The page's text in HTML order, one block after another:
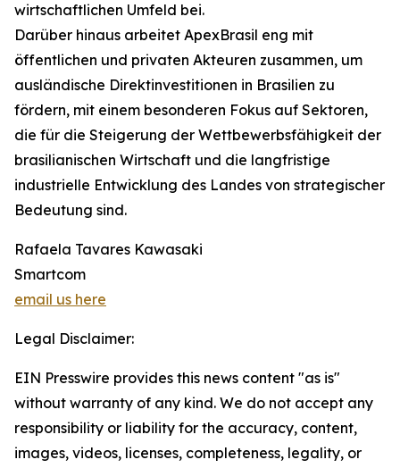
wirtschaftlichen Umfeld bei.
Darüber hinaus arbeitet ApexBrasil eng mit
öffentlichen und privaten Akteuren zusammen, um
ausländische Direktinvestitionen in Brasilien zu
fördern, mit einem besonderen Fokus auf Sektoren,
die für die Steigerung der Wettbewerbsfähigkeit der
brasilianischen Wirtschaft und die langfristige
industrielle Entwicklung des Landes von strategischer
Bedeutung sind.
Rafaela Tavares Kawasaki
Smartcom
email us here
Legal Disclaimer:
EIN Presswire provides this news content "as is"
without warranty of any kind. We do not accept any
responsibility or liability for the accuracy, content,
images, videos, licenses, completeness, legality, or